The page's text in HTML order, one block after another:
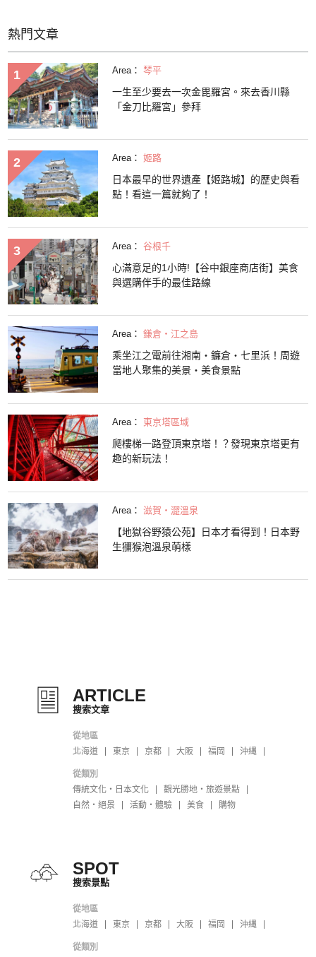
熱門文章
Area： 琴平
一生至少要去一次金毘羅宮。來去香川縣
「金刀比羅宮」參拜
Area： 姬路
日本最早的世界遺產【姬路城】的歷史與看
點！看這一篇就夠了！
Area： 谷根千
心滿意足的1小時!【谷中銀座商店街】美食
與選購伴手的最佳路線
Area： 鎌倉・江之島
乘坐江之電前往湘南・鐮倉・七里浜！周遊
當地人聚集的美景・美食景點
Area： 東京塔區域
爬樓梯一路登頂東京塔！？發現東京塔更有
趣的新玩法！
Area： 滋賀・澀溫泉
【地獄谷野猿公苑】日本才看得到！日本野
生獼猴泡溫泉萌樣
ARTICLE
搜索文章
從地區
北海道
東京 京都 大阪 福岡 沖縄
從類別
傳統文化・日本文化
觀光勝地・旅遊景點
自然・絕景
活動・體驗 美食 購物
SPOT
搜索景點
從地區
北海道
東京 京都 大阪 福岡 沖縄
從類別